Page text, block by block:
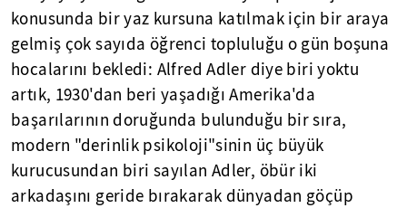
konusunda bir yaz kursuna katılmak için bir araya
gelmiş çok sayıda öğrenci topluluğu o gün boşuna
hocalarını bekledi: Alfred Adler diye biri yoktu
artık, 1930'dan beri yaşadığı Amerika'da
başarılarının doruğunda bulunduğu bir sıra,
modern "derinlik psikoloji"sinin üç büyük
kurucusundan biri sayılan Adler, öbür iki
arkadaşını geride bırakarak dünyadan göçüp